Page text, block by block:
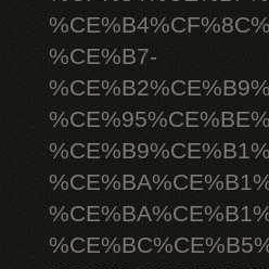
%CE%B7-